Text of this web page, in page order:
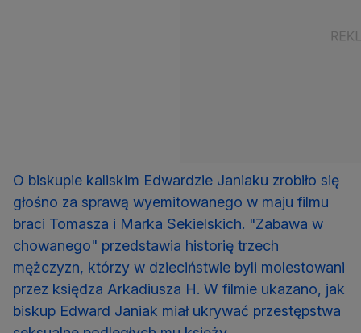
O biskupie kaliskim Edwardzie Janiaku zrobiło się
głośno za sprawą wyemitowanego w maju filmu
braci Tomasza i Marka Sekielskich. "Zabawa w
chowanego" przedstawia historię trzech
mężczyzn, którzy w dzieciństwie byli molestowani
przez księdza Arkadiusza H. W filmie ukazano, jak
biskup Edward Janiak miał ukrywać przestępstwa